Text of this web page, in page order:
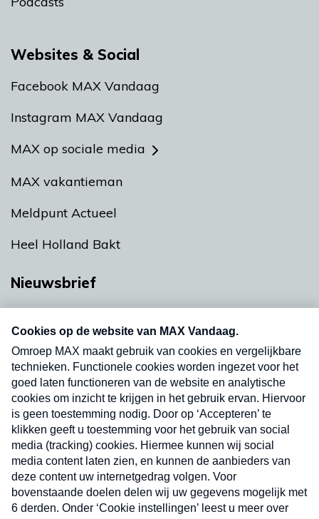
Websites & Social
Facebook MAX Vandaag
Instagram MAX Vandaag
MAX op sociale media
MAX vakantieman
Meldpunt Actueel
Heel Holland Bakt
Nieuwsbrief
nieuwsbrief. Elke vrijdag- en dinsdagochtend in
uw mailbox.
Verzend